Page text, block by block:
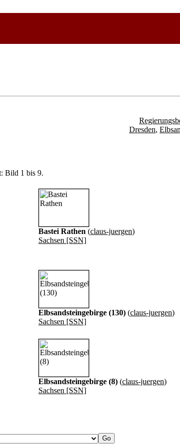
Dresden,
Bild 1 bis 9.
Bastei Rathen (claus-juergen)
Sachsen [SSN]
Elbsandsteingebirge (130) (claus-juergen)
Sachsen [SSN]
Elbsandsteingebirge (8) (claus-juergen)
Sachsen [SSN]